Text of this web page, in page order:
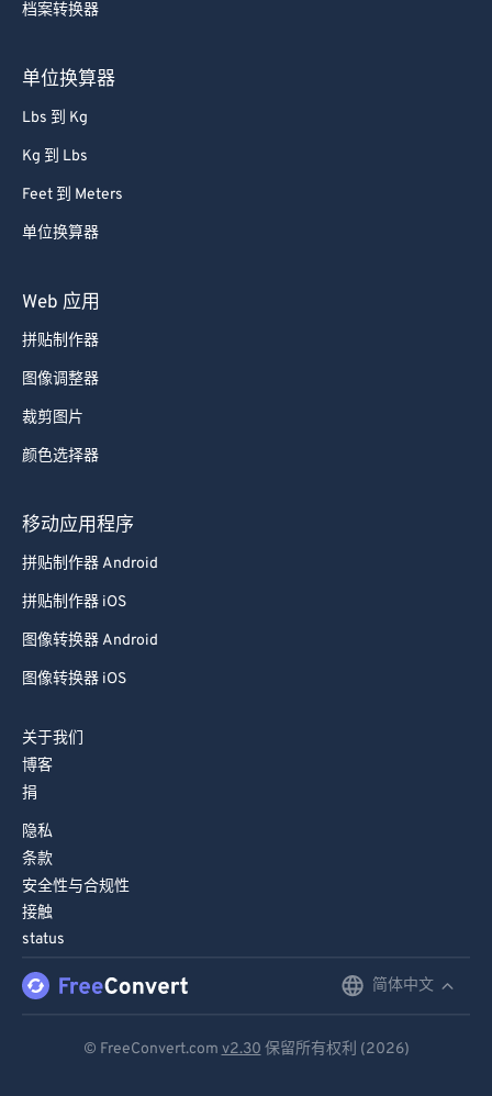
档案转换器
单位换算器
Lbs 到 Kg
Kg 到 Lbs
Feet 到 Meters
单位换算器
Web 应用
拼贴制作器
图像调整器
裁剪图片
颜色选择器
移动应用程序
拼贴制作器 Android
拼贴制作器 iOS
图像转换器 Android
图像转换器 iOS
关于我们
博客
捐
隐私
条款
安全性与合规性
接触
status
简体中文
© FreeConvert.com v2.30 保留所有权利 (2026)